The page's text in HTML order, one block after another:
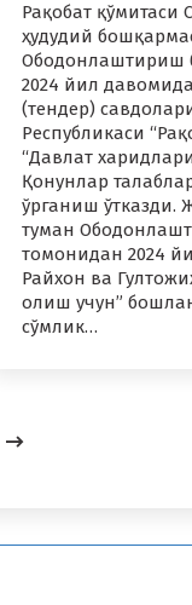
Рақобат қўмитаси
ҳудудий
Ободонлаштириш
2024 йил
(тендер)
Республикаси
“Давлат
Қонунлар
ўрганиш ўтказди.
туман
томонидан 2024
Райхон ва
олиш учун”
сўмлик…